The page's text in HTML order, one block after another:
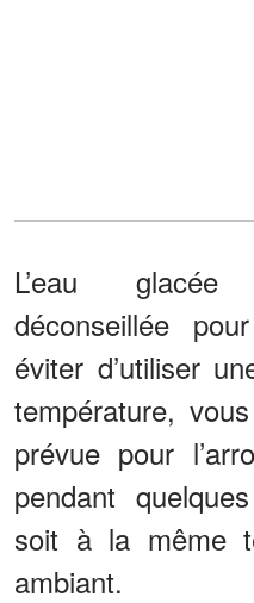
L’eau
déconseillée
éviter d’utiliser
température,
prévue pour
pendant
soit à la même
ambiant.